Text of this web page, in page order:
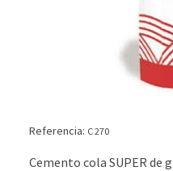
Referencia: C 270
Cemento cola SUPER de